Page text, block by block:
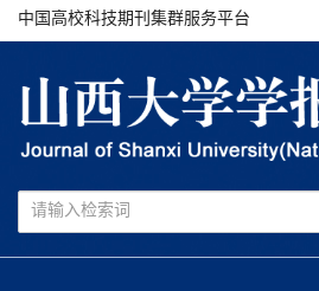
中国高校科技期刊集群服务平台